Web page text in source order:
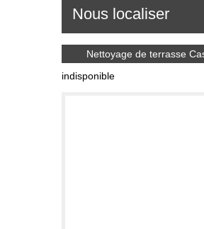
Nous localiser
Nettoyage de terrasse
indisponible